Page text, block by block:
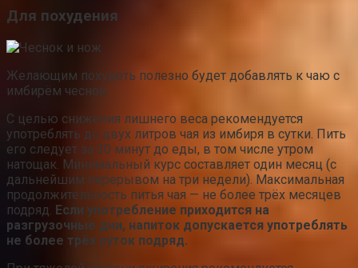
Для похудения
Желающим похудеть полезно будет добавлять к чаю с
имбирём чеснок
С целью снижения лишнего веса рекомендуется
употреблять до двух литров чая из имбиря в сутки. Пить
его следует за 30 минут до еды, в том числе утром
натощак. Минимальный курс составляет один месяц (с
дальнейшим перерывом на три недели). Максимальная
продолжительность питья чая — не более трёх месяцев
подряд. Если употребление приходится на
разгрузочные дни, напиток допускается употреблять
не более трёх суток подряд.